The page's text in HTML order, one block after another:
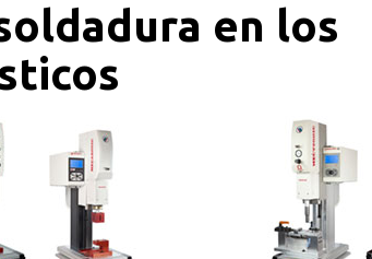
en los